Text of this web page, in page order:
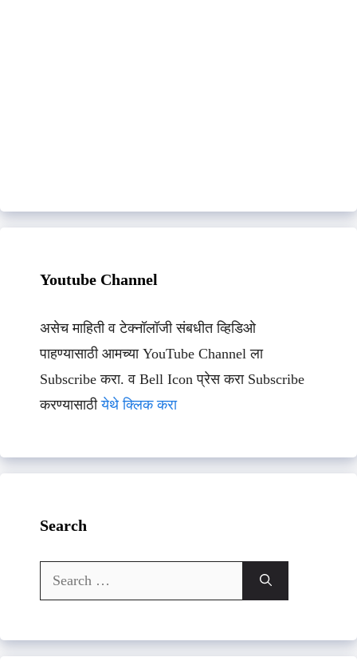
Youtube Channel
असेच माहिती व टेक्नॉलॉजी संबधीत व्हिडिओ
पाहण्यासाठी आमच्या YouTube Channel ला
Subscribe करा. व Bell Icon प्रेस करा Subscribe
करण्यासाठीयेथे क्लिक करा
Search
Search
for: